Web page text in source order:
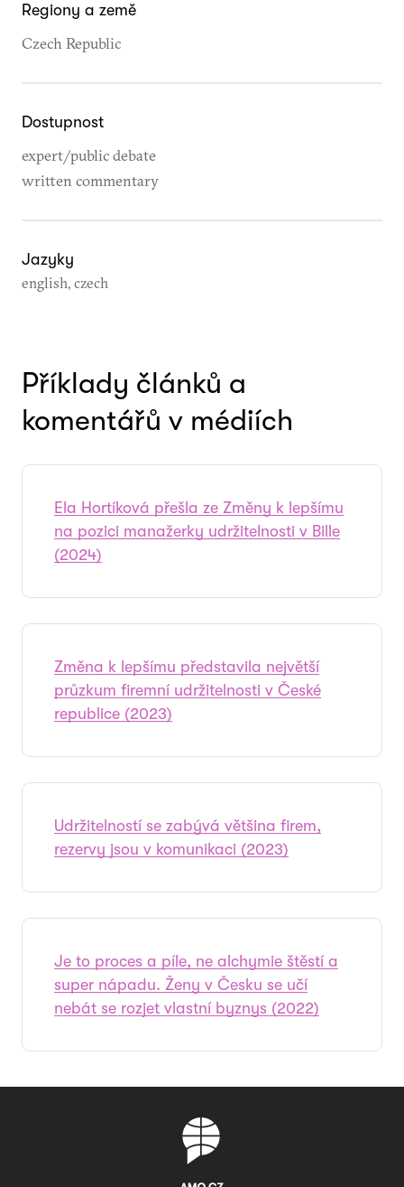
Regiony a země
Czech Republic
Dostupnost
expert/public debate
written commentary
Jazyky
english, czech
Příklady článků a
komentářů v médiích
Ela Hortíková přešla ze Změny k lepšímu
na pozici manažerky udržitelnosti v Bille
(2024)
Změna k lepšímu představila největší
průzkum firemní udržitelnosti v České
republice (2023)
Udržitelností se zabývá většina firem,
rezervy jsou v komunikaci (2023)
Je to proces a píle, ne alchymie štěstí a
super nápadu. Ženy v Česku se učí
nebát se rozjet vlastní byznys (2022)